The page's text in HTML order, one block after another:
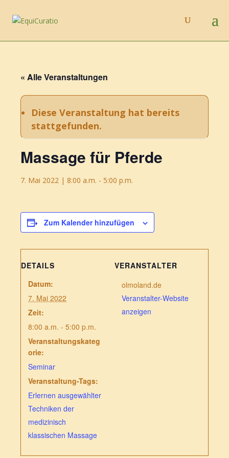
« Alle Veranstaltungen
Diese Veranstaltung hat bereits
stattgefunden.
Massage für Pferde
7. Mai 2022 | 8:00 a.m. - 5:00 p.m.
Zum Kalender hinzufügen
DETAILS
Datum:
7. Mai 2022
Zeit:
8:00 a.m. - 5:00 p.m.
Veranstaltungskateg
orie:
Seminar
Veranstaltung-Tags:
Erlernen ausgewählter
Techniken der
medizinisch
klassischen Massage
VERANSTALTER
olmoland.de
Veranstalter-Website
anzeigen